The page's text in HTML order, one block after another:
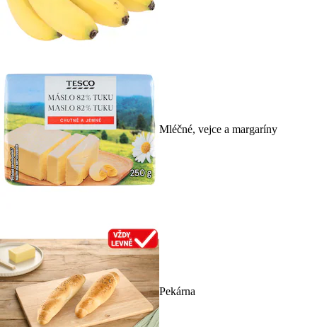
Mléčné, vejce a margaríny
Pekárna